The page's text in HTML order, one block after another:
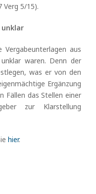
Verg 5/15).
unklar
aus
waren. Denn der
was er von den
Ergänzung
Fällen das Stellen einer
zur Klarstellung
hier.